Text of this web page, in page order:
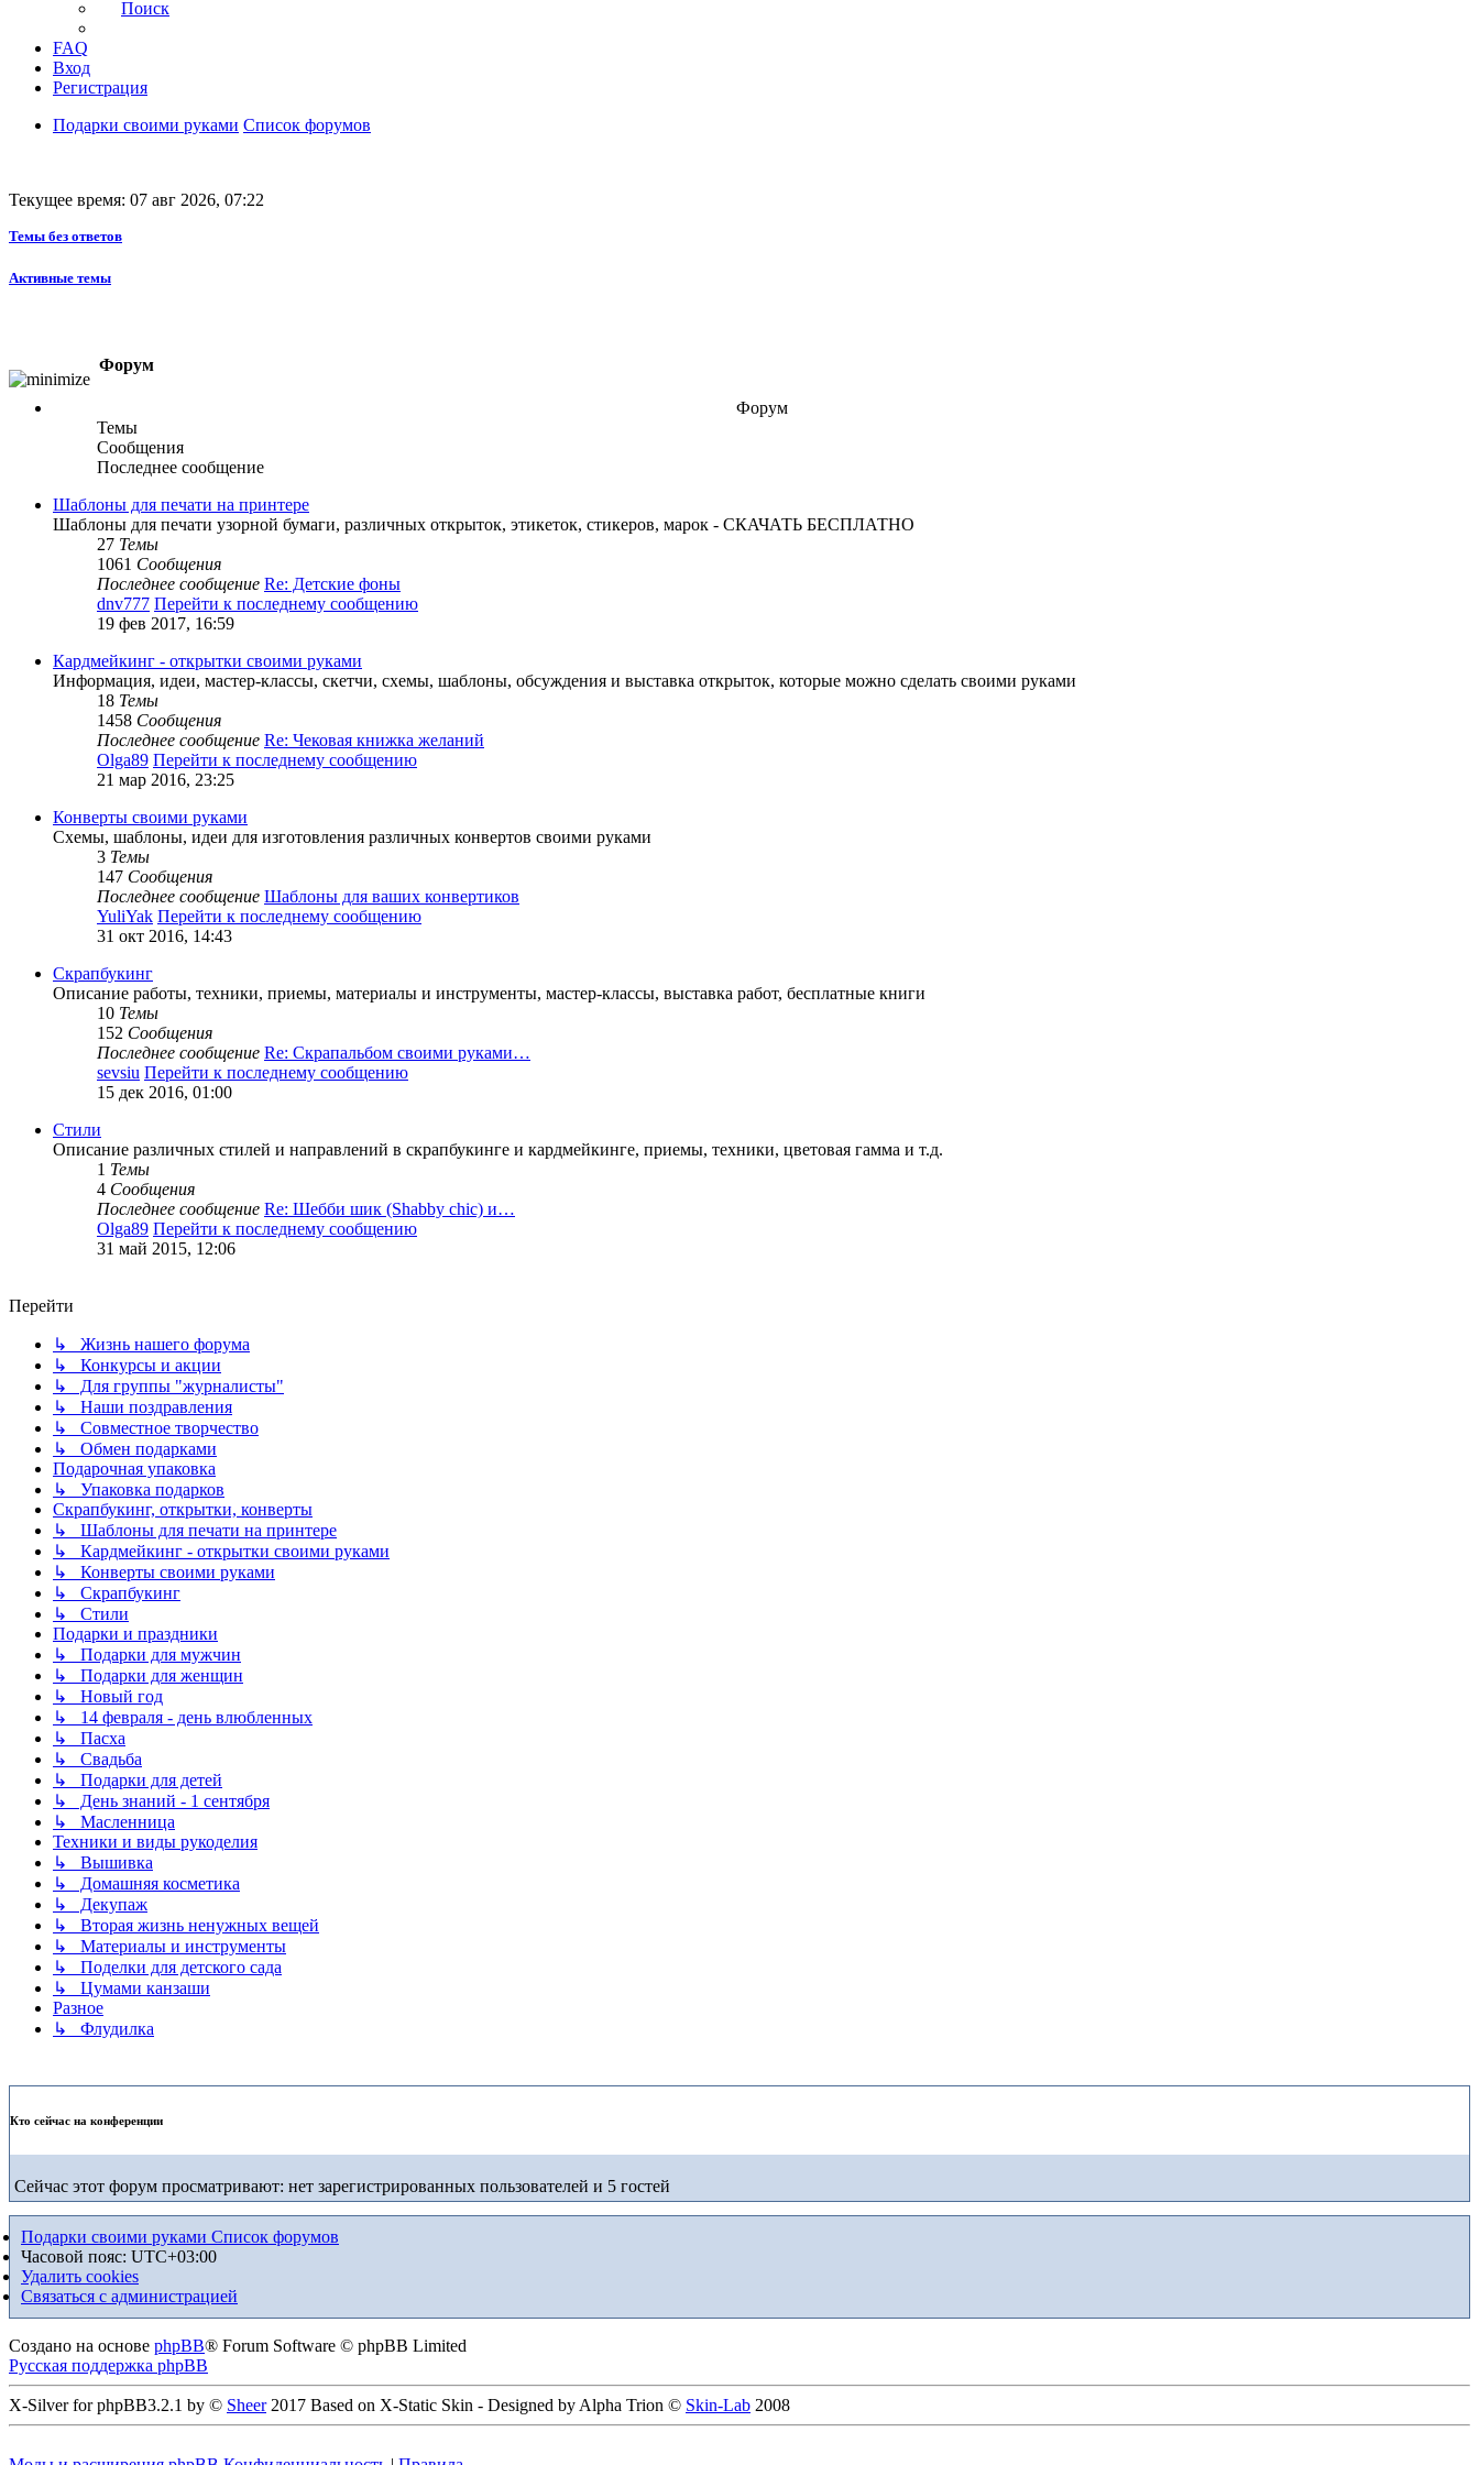
Поиск
FAQ
Вход
Регистрация
Подарки своими руками Список форумов
Текущее время: 07 авг 2026, 07:22
Темы без ответов
Активные темы
Форум
Форум
Темы
Сообщения
Последнее сообщение
Шаблоны для печати на принтере
Шаблоны для печати узорной бумаги, различных открыток, этикеток, стикеров, марок - СКАЧАТЬ БЕСПЛАТНО
27 Темы
1061 Сообщения
Последнее сообщение Re: Детские фоны
dnv777 Перейти к последнему сообщению
19 фев 2017, 16:59
Кардмейкинг - открытки своими руками
Информация, идеи, мастер-классы, скетчи, схемы, шаблоны, обсуждения и выставка открыток, которые можно сделать своими руками
18 Темы
1458 Сообщения
Последнее сообщение Re: Чековая книжка желаний
Olga89 Перейти к последнему сообщению
21 мар 2016, 23:25
Конверты своими руками
Схемы, шаблоны, идеи для изготовления различных конвертов своими руками
3 Темы
147 Сообщения
Последнее сообщение Шаблоны для ваших конвертиков
YuliYak Перейти к последнему сообщению
31 окт 2016, 14:43
Скрапбукинг
Описание работы, техники, приемы, материалы и инструменты, мастер-классы, выставка работ, бесплатные книги
10 Темы
152 Сообщения
Последнее сообщение Re: Скрапальбом своими руками…
sevsiu Перейти к последнему сообщению
15 дек 2016, 01:00
Стили
Описание различных стилей и направлений в скрапбукинге и кардмейкинге, приемы, техники, цветовая гамма и т.д.
1 Темы
4 Сообщения
Последнее сообщение Re: Шебби шик (Shabby chic) и…
Olga89 Перейти к последнему сообщению
31 май 2015, 12:06
Перейти
↳ Жизнь нашего форума
↳ Конкурсы и акции
↳ Для группы "журналисты"
↳ Наши поздравления
↳ Совместное творчество
↳ Обмен подарками
Подарочная упаковка
↳ Упаковка подарков
Скрапбукинг, открытки, конверты
↳ Шаблоны для печати на принтере
↳ Кардмейкинг - открытки своими руками
↳ Конверты своими руками
↳ Скрапбукинг
↳ Стили
Подарки и праздники
↳ Подарки для мужчин
↳ Подарки для женщин
↳ Новый год
↳ 14 февраля - день влюбленных
↳ Пасха
↳ Свадьба
↳ Подарки для детей
↳ День знаний - 1 сентября
↳ Масленница
Техники и виды рукоделия
↳ Вышивка
↳ Домашняя косметика
↳ Декупаж
↳ Вторая жизнь ненужных вещей
↳ Материалы и инструменты
↳ Поделки для детского сада
↳ Цумами канзаши
Разное
↳ Флудилка
Кто сейчас на конференции
Сейчас этот форум просматривают: нет зарегистрированных пользователей и 5 гостей
Подарки своими руками Список форумов
Часовой пояс: UTC+03:00
Удалить cookies
Связаться с администрацией
Создано на основе phpBB® Forum Software © phpBB Limited
Русская поддержка phpBB
X-Silver for phpBB3.2.1 by © Sheer2017 Based on X-Static Skin - Designed by Alpha Trion © Skin-Lab 2008